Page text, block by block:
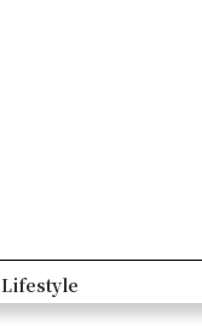
Lifestyle